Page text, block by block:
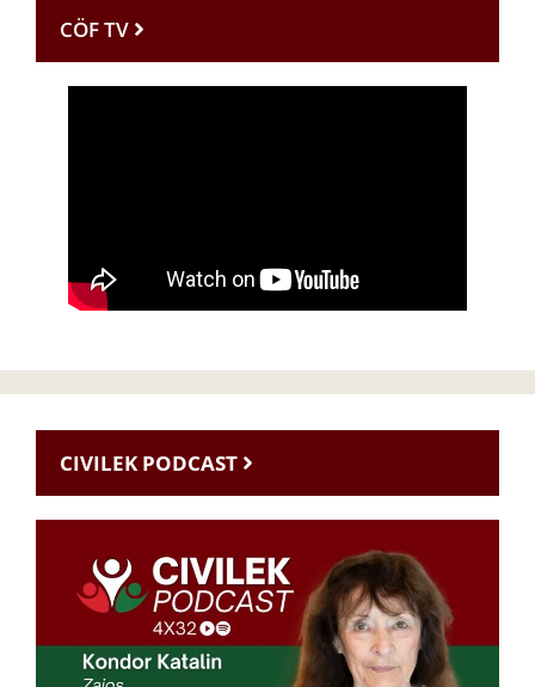
CÖF TV
CIVILEK PODCAST